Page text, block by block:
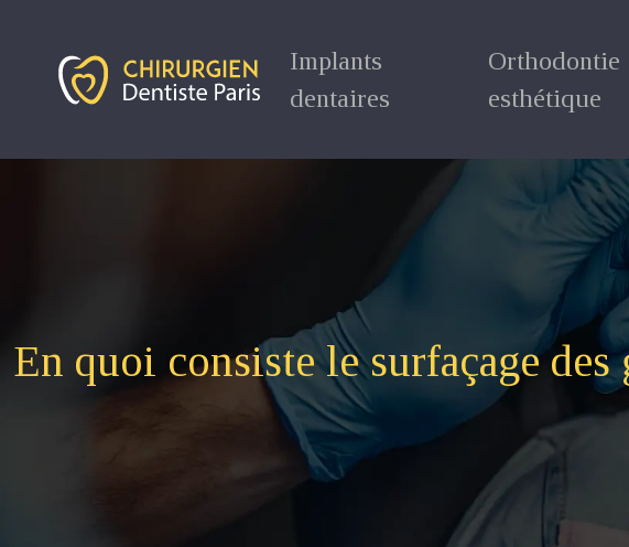
Implants
dentaires
Orthodontie
esthétique
En quoi consiste le surfaçage des